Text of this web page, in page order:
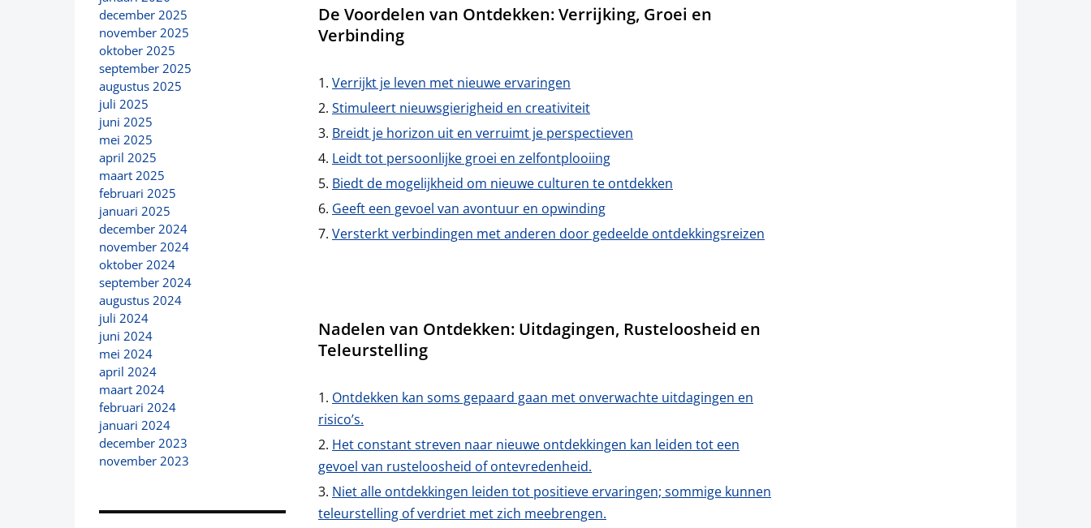
december 2025
november 2025
oktober 2025
september 2025
augustus 2025
juli 2025
juni 2025
mei 2025
april 2025
maart 2025
februari 2025
januari 2025
december 2024
november 2024
oktober 2024
september 2024
augustus 2024
juli 2024
juni 2024
mei 2024
april 2024
maart 2024
februari 2024
januari 2024
december 2023
november 2023
De Voordelen van Ontdekken: Verrijking, Groei en
Verbinding
Verrijkt je leven met nieuwe ervaringen
Stimuleert nieuwsgierigheid en creativiteit
Breidt je horizon uit en verruimt je perspectieven
Leidt tot persoonlijke groei en zelfontplooiing
Biedt de mogelijkheid om nieuwe culturen te ontdekken
Geeft een gevoel van avontuur en opwinding
Versterkt verbindingen met anderen door gedeelde ontdekkingsreizen
Nadelen van Ontdekken: Uitdagingen, Rusteloosheid en
Teleurstelling
Ontdekken kan soms gepaard gaan met onverwachte uitdagingen en
risico’s.
Het constant streven naar nieuwe ontdekkingen kan leiden tot een
gevoel van rusteloosheid of ontevredenheid.
Niet alle ontdekkingen leiden tot positieve ervaringen; sommige kunnen
teleurstelling of verdriet met zich meebrengen.